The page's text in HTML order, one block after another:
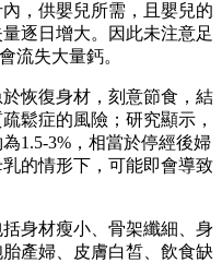
，供嬰兒所需，且嬰兒的
逐日增大。因此未注意足
流失大量鈣。
恢復身材，刻意節食，結
鬆症的風險；研究顯示，
1.5-3%，相當於停經後婦
的情形下，可能即會導致
身材瘦小、骨架纖細、身
產婦、皮膚白皙、飲食缺